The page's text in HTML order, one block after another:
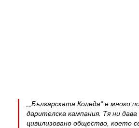
„„Българската Коледа“ е много
дарителска кампания. Тя ни дава
цивилизовано общество, което